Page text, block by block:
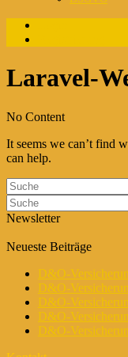
Laravel-
No Content
It seems we can’t find
can help.
Newsletter
Neueste Beiträge
D&O-
D&O-
D&O-
D&O-
D&O-